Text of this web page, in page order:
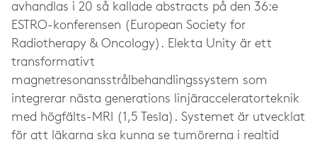
avhandlas i 20 så kallade abstracts på den 36:e
ESTRO-konferensen (European Society for
Radiotherapy & Oncology). Elekta Unity är ett
transformativt
magnetresonansstrålbehandlingssystem som
integrerar nästa generations linjäracceleratorteknik
med högfälts-MRI (1,5 Tesla). Systemet är utvecklat
för att läkarna ska kunna se tumörerna i realtid